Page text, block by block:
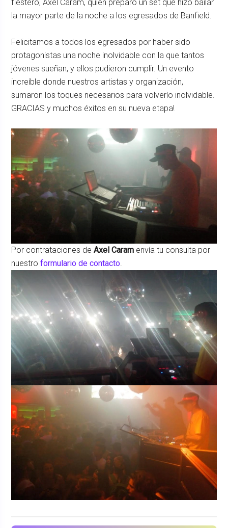
fiestero, Axel Caram, quien preparó un set que hizo bailar
la mayor parte de la noche a los egresados de Banfield.
Felicitamos a todos los egresados por haber sido
protagonistas una noche inolvidable con la que tantos
jóvenes sueñan, y ellos pudieron cumplir. Un evento
increíble donde nuestros artistas y organización,
sumaron los toques necesarios para volverlo inolvidable.
GRACIAS y muchos éxitos en su nueva etapa!
Por contrataciones deAxel Caram envía tu consulta por
nuestroformulario de contacto